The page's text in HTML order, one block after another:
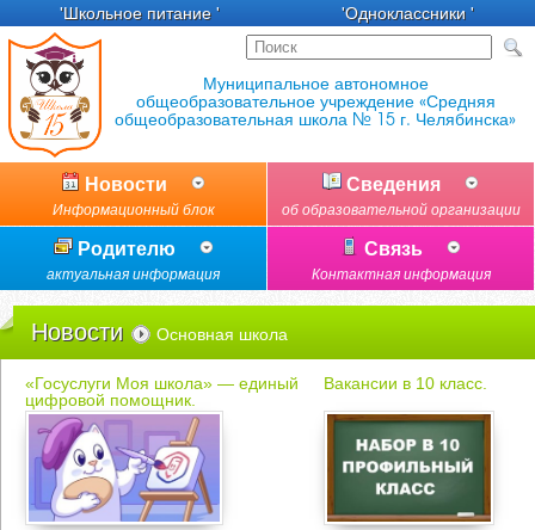
'Школьное питание ' 'Одноклассники '
Новости
Информационный блок
Сведения
об образовательной организации
Родителю
актуальная информация
Связь
Контактная информация
Новости Основная школа
«Госуслуги Моя школа» — единый
цифровой помощник.
Вакансии в 10 класс.